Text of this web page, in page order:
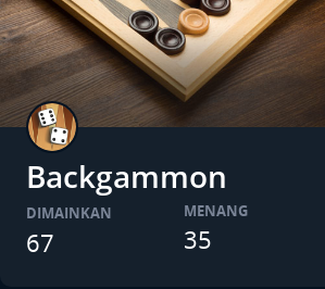
Backgammon
DIMAINKAN
67
MENANG
35